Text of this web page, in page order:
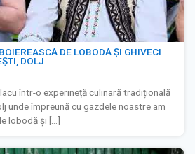
DE LOBODĂ ȘI GHIVECI
DOLJ
într-o experineță culinară tradițională
unde împreună cu gazdele noastre am
lobodă și […]